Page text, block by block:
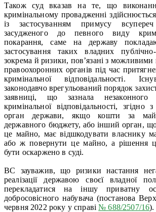
Також суд вказав на те, що
кримінальному провадженні
із застосуванням примусу
засудженого до певного виду
покарання, саме на державу
застосування таких владних
зокрема й ризики, пов’язані з
правоохоронних органів під час
кримінальної відповідальності.
законодавчо врегульований порядок
заявниці, що зазнала
кримінальної відповідальності,
орган держави, якщо кошти за
державного бюджету, або інший орган,
це майно, має відшкодувати власнику
або ж повернути це майно, а рішення
бути оскаржено в суді.
ВС зауважив, що ризики настання
реалізації державою своєї владної
перекладатися на іншу приватну
добросовісного набувача (постанова
червня 2022 року у справі№ 688/2507/16).